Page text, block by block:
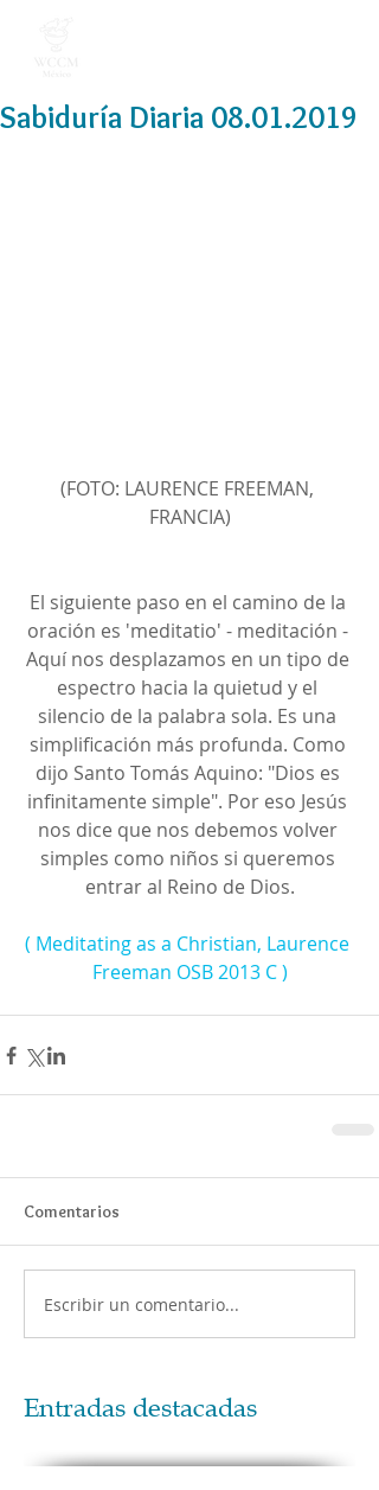
Sabiduría Diaria 08.01.2019
(FOTO: LAURENCE FREEMAN,
FRANCIA)
El siguiente paso en el camino de la
oración es 'meditatio' - meditación -
Aquí nos desplazamos en un tipo de
espectro hacia la quietud y el
silencio de la palabra sola. Es una
simplificación más profunda. Como
dijo Santo Tomás Aquino: "Dios es
infinitamente simple". Por eso Jesús
nos dice que nos debemos volver
simples como niños si queremos
entrar al Reino de Dios.
( Meditating as a Christian, Laurence
Freeman OSB 2013 C )
Comentarios
Escribir un comentario...
Entradas destacadas